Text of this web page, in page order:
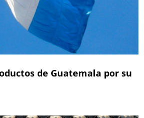
de Guatemala por su